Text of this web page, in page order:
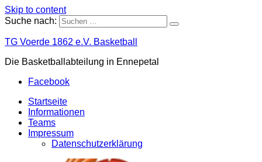
Skip to content
Suche nach:
TG Voerde 1862 e.V. Basketball
Die Basketballabteilung in Ennepetal
Facebook
Startseite
Informationen
Teams
Impressum
Datenschutzerklärung